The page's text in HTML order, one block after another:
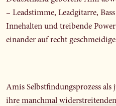
– Leadstimme, Leadgitarre,
Innehalten und treibende
einander auf recht
Amis Selbstfindungsprozess
ihre manchmal